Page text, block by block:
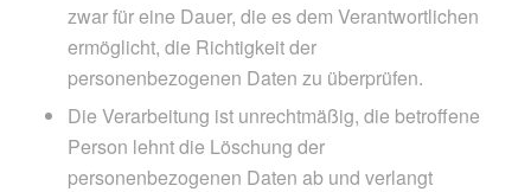
zwar für eine Dauer, die es dem Verantwortlichen
ermöglicht, die Richtigkeit der
personenbezogenen Daten zu überprüfen.
Die Verarbeitung ist unrechtmäßig, die betroffene
Person lehnt die Löschung der
personenbezogenen Daten ab und verlangt